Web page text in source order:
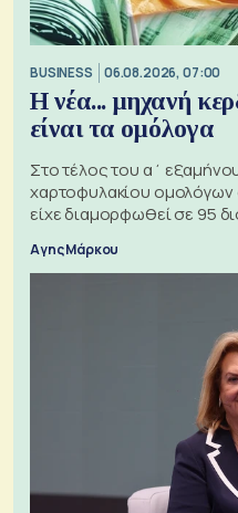
BUSINESS 06.08.2026, 07:00
Η νέα... μηχανή
είναι τα ομόλογα
Στο τέλος του α΄
χαρτοφυλακίου ομολόγων
είχε διαμορφωθεί σε 95
Αγης Μάρκου